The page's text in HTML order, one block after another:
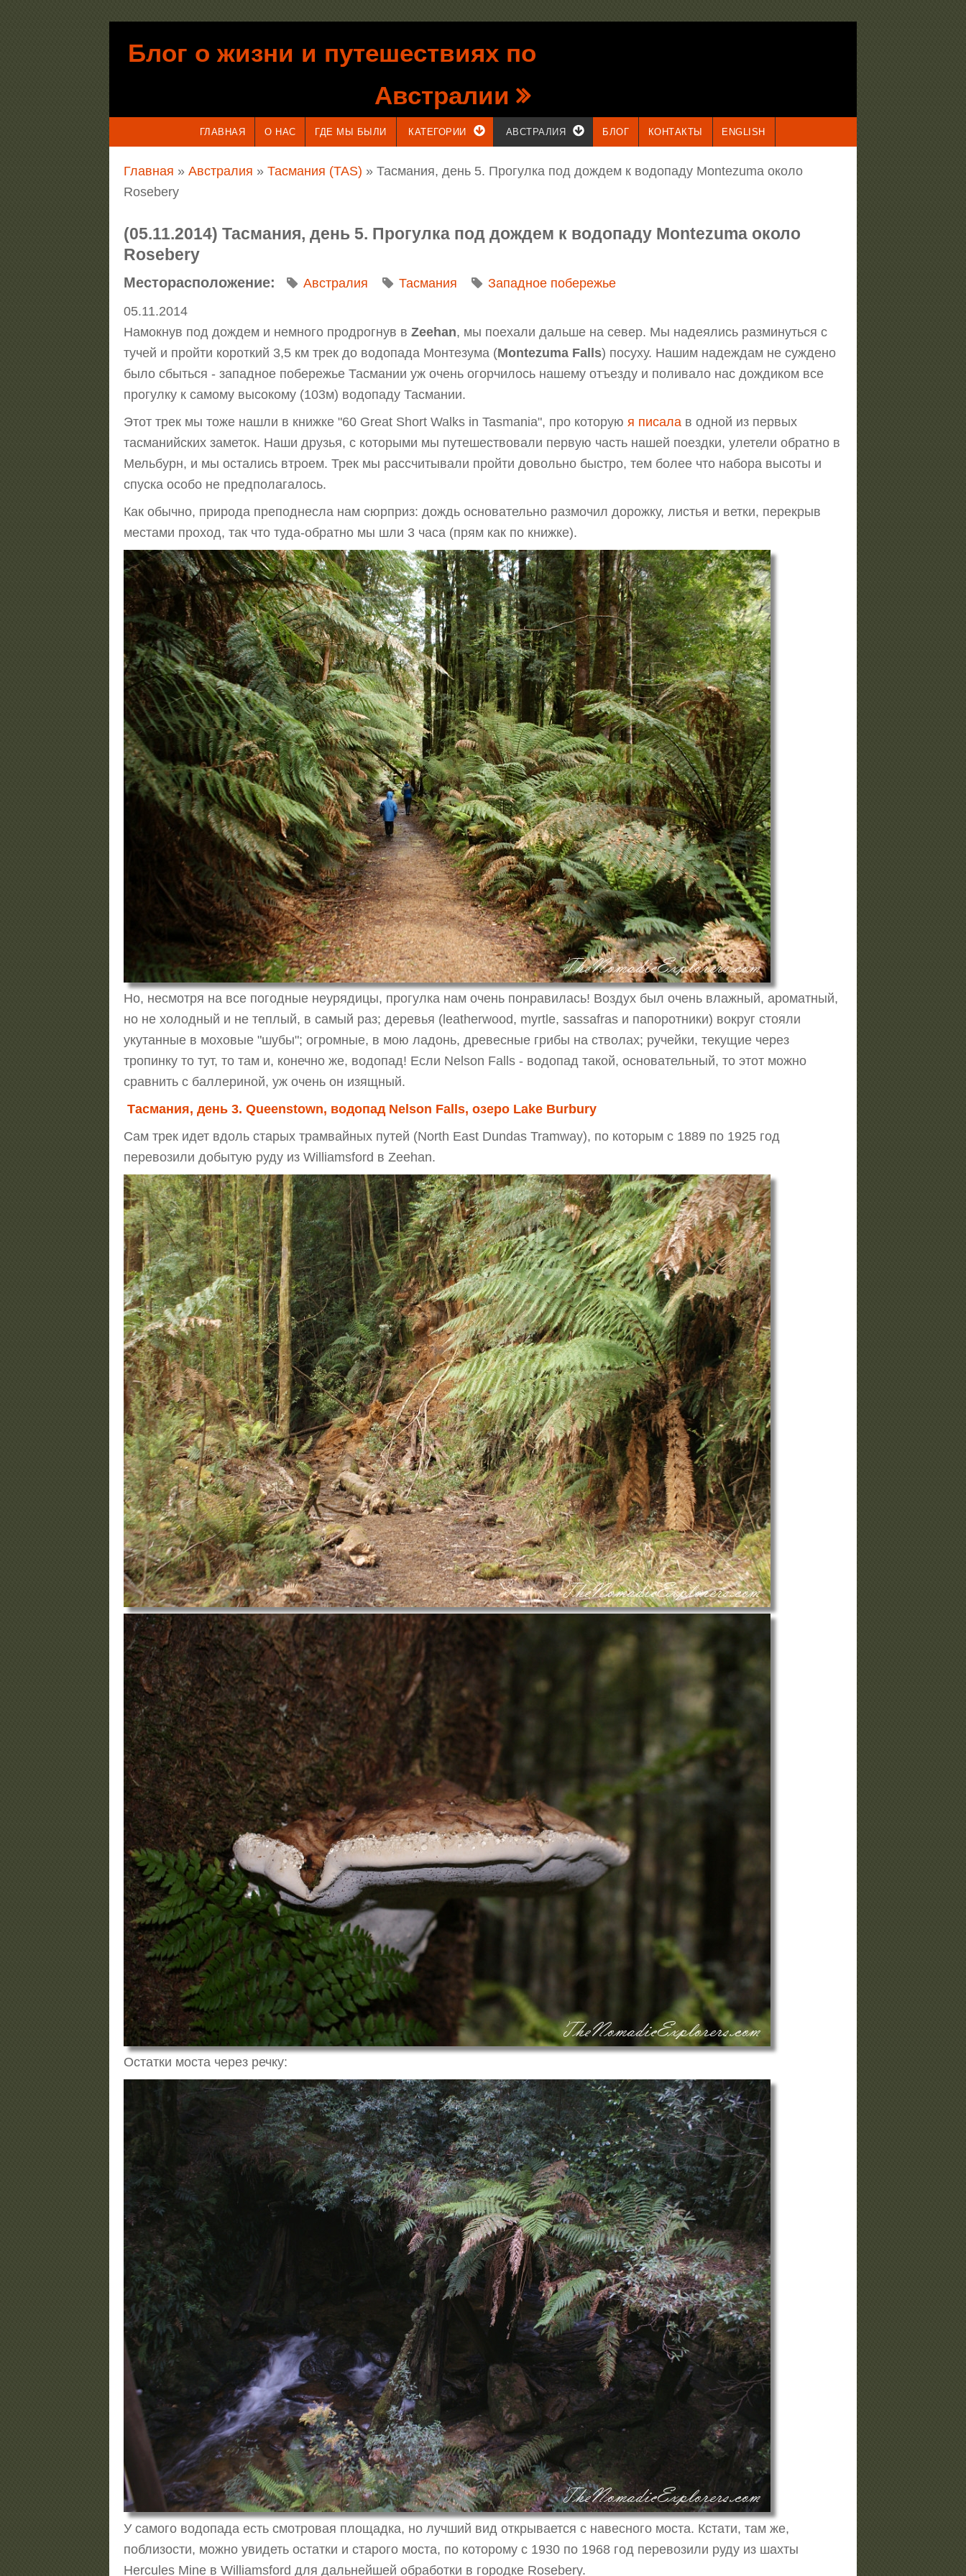
Блог о жизни и путешествиях по
Австралии
ГЛАВНАЯ О НАС ГДЕ МЫ БЫЛИ КАТЕГОРИИ АВСТРАЛИЯ БЛОГ КОНТАКТЫ ENGLISH
Вы здесь
Главная » Австралия » Тасмания (TAS) » Тасмания, день 5. Прогулка под дождем к водопаду Montezuma около
Rosebery
(05.11.2014) Тасмания, день 5. Прогулка под дождем к водопаду Montezuma около
Rosebery
Месторасположение: Австралия Тасмания
Западное побережье
05.11.2014
Намокнув под дождем и немного продрогнув в Zeehan, мы поехали дальше на север. Мы надеялись разминуться с
тучей и пройти короткий 3,5 км трек до водопада Монтезума (Montezuma Falls) посуху. Нашим надеждам не суждено
было сбыться - западное побережье Тасмании уж очень огорчилось нашему отъезду и поливало нас дождиком все
прогулку к самому высокому (103м) водопаду Тасмании.
Этот трек мы тоже нашли в книжке "60 Great Short Walks in Tasmania", про которую я писала в одной из первых
тасманийских заметок. Наши друзья, с которыми мы путешествовали первую часть нашей поездки, улетели обратно в
Мельбурн, и мы остались втроем. Трек мы рассчитывали пройти довольно быстро, тем более что набора высоты и
спуска особо не предполагалось.
Как обычно, природа преподнесла нам сюрприз: дождь основательно размочил дорожку, листья и ветки, перекрыв
местами проход, так что туда-обратно мы шли 3 часа (прям как по книжке).
Но, несмотря на все погодные неурядицы, прогулка нам очень понравилась! Воздух был очень влажный, ароматный,
но не холодный и не теплый, в самый раз; деревья (leatherwood, myrtle, sassafras и папоротники) вокруг стояли
укутанные в моховые "шубы"; огромные, в мою ладонь, древесные грибы на стволах; ручейки, текущие через
тропинку то тут, то там и, конечно же, водопад! Если Nelson Falls - водопад такой, основательный, то этот можно
сравнить с баллериной, уж очень он изящный.
Тасмания, день 3. Queenstown, водопад Nelson Falls, озеро Lake Burbury
Сам трек идет вдоль старых трамвайных путей (North East Dundas Tramway), по которым с 1889 по 1925 год
перевозили добытую руду из Williamsford в Zeehan.
Остатки моста через речку:
У самого водопада есть смотровая площадка, но лучший вид открывается с навесного моста. Кстати, там же,
поблизости, можно увидеть остатки и старого моста, по которому с 1930 по 1968 год перевозили руду из шахты
Hercules Mine в Williamsford для дальнейшей обработки в городке Rosebery.